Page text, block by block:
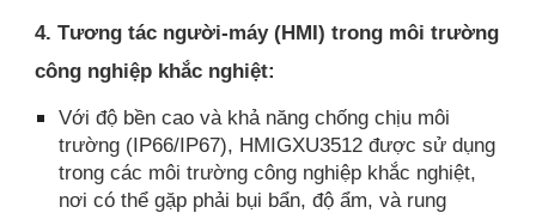
4. Tương tác người-máy (HMI) trong môi trường
công nghiệp khắc nghiệt:
Với độ bền cao và khả năng chống chịu môi
trường (IP66/IP67), HMIGXU3512 được sử dụng
trong các môi trường công nghiệp khắc nghiệt,
nơi có thể gặp phải bụi bẩn, độ ẩm, và rung